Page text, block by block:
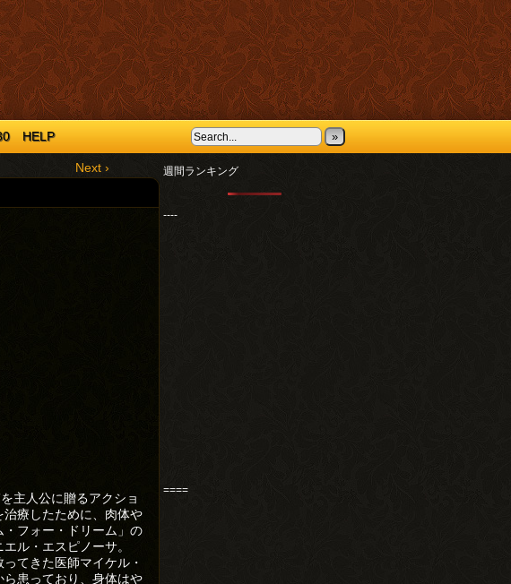
HELP »
Next ›
主人公に贈るアクショ
療したために、肉体や
フォー・ドリーム」の
ル・エスピノーサ。
てきた医師マイケル・
患っており、身体はや
週間ランキング
----
====